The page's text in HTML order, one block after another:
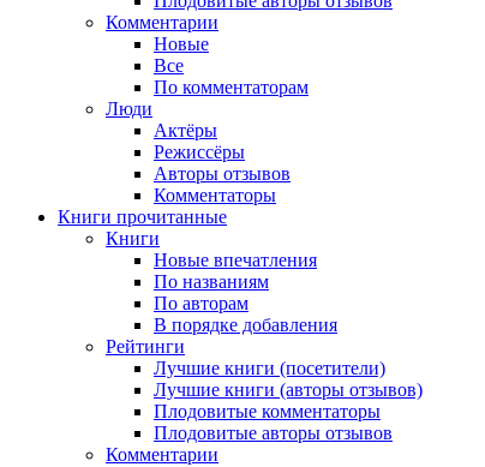
Комментарии
Новые
Все
По комментаторам
Люди
Актёры
Режиссёры
Авторы отзывов
Комментаторы
Книги прочитанные
Книги
Новые впечатления
По названиям
По авторам
В порядке добавления
Рейтинги
Лучшие книги (посетители)
Лучшие книги (авторы отзывов)
Плодовитые комментаторы
Плодовитые авторы отзывов
Комментарии